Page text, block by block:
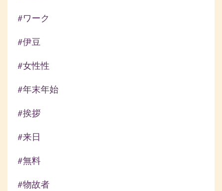
#ワーク
#伊豆
#女性性
#年末年始
#挨拶
#来日
#無料
#物故者